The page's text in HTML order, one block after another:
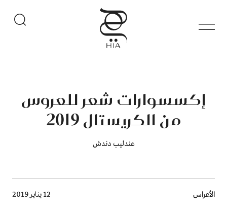
إكسسوارات شعر للعروس
من الكريستال 2019
عندليب دندش
Breadcrumb
الأعراس